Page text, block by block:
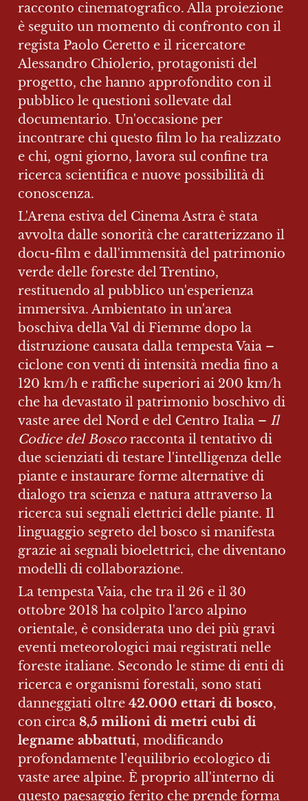
racconto cinematografico. Alla proiezione
è seguito un momento di confronto con il
regista Paolo Ceretto e il ricercatore
Alessandro Chiolerio, protagonisti del
progetto, che hanno approfondito con il
pubblico le questioni sollevate dal
documentario. Un'occasione per
incontrare chi questo film lo ha realizzato
e chi, ogni giorno, lavora sul confine tra
ricerca scientifica e nuove possibilità di
conoscenza.
L'Arena estiva del Cinema Astra è stata
avvolta dalle sonorità che caratterizzano il
docu-film e dall'immensità del patrimonio
verde delle foreste del Trentino,
restituendo al pubblico un'esperienza
immersiva. Ambientato in un'area
boschiva della Val di Fiemme dopo la
distruzione causata dalla tempesta Vaia –
ciclone con venti di intensità media fino a
120 km/h e raffiche superiori ai 200 km/h
che ha devastato il patrimonio boschivo di
vaste aree del Nord e del Centro Italia – Il
Codice del Bosco racconta il tentativo di
due scienziati di testare l'intelligenza delle
piante e instaurare forme alternative di
dialogo tra scienza e natura attraverso la
ricerca sui segnali elettrici delle piante. Il
linguaggio segreto del bosco si manifesta
grazie ai segnali bioelettrici, che diventano
modelli di collaborazione.
La tempesta Vaia, che tra il 26 e il 30
ottobre 2018 ha colpito l'arco alpino
orientale, è considerata uno dei più gravi
eventi meteorologici mai registrati nelle
foreste italiane. Secondo le stime di enti di
ricerca e organismi forestali, sono stati
danneggiati oltre 42.000 ettari di bosco,
con circa 8,5 milioni di metri cubi di
legname abbattuti, modificando
profondamente l'equilibrio ecologico di
vaste aree alpine. È proprio all'interno di
questo paesaggio ferito che prende forma